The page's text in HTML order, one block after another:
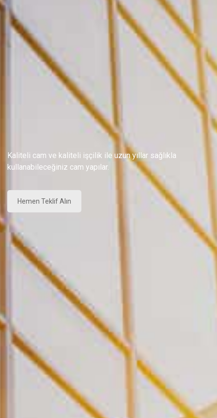
Kaliteli cam ve kaliteli işçilik ile uzun yıllar sağlıkla
kullanabileceğiniz cam yapılar.
Hemen Teklif Alın